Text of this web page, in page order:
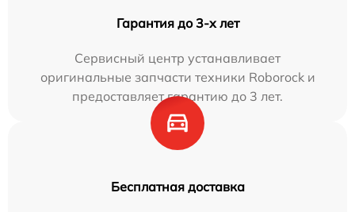
Гарантия до 3-х лет
Сервисный центр устанавливает
оригинальные запчасти техники Roborock и
предоставляет гарантию до 3 лет.
Бесплатная доставка